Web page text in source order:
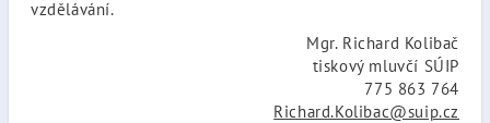
vzdělávání.
Mgr. Richard Kolibač
tiskový mluvčí SÚIP
775 863 764
Richard.Kolibac@suip.cz